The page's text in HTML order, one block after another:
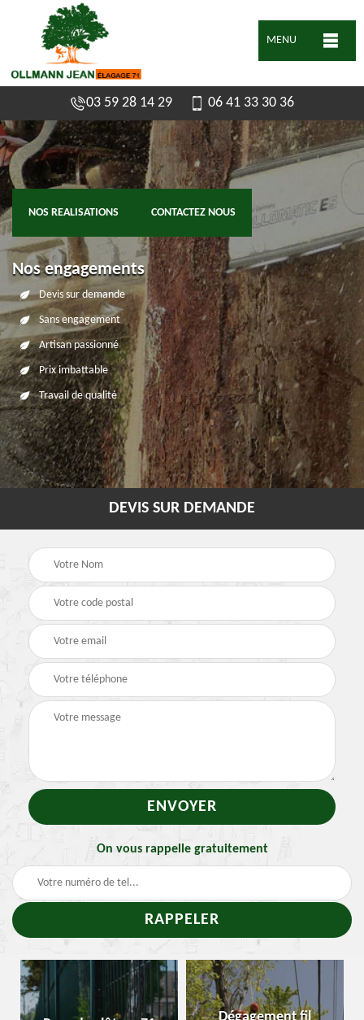
MENU
03 59 28 14 29 06 41 33 30 36
NOS REALISATIONS CONTACTEZ NOUS
Nos engagements
Devis sur demande
Sans engagement
Artisan passionné
Prix imbattable
Travail de qualité
DEVIS SUR DEMANDE
On vous rappelle gratuitement